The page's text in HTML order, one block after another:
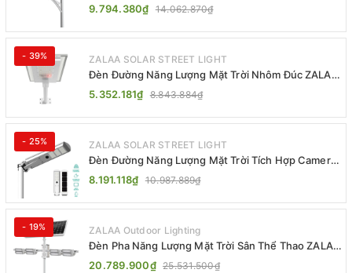
Khiển MPPT ZL-GMX01 ZALAA
9.794.380₫ 14.062.870₫
- 39% ZALAA SOLAR STREET LIGHT
Đèn Đường Năng Lượng Mặt Trời Nhôm Đúc ZALAA
ZL-BWH Cao Cấp IP65
5.352.181₫ 8.843.884₫
- 25% ZALAA SOLAR STREET LIGHT
Đèn Đường Năng Lượng Mặt Trời Tích Hợp Camera
ZALAA ZL-BJ04-CCTV (80W, IP65)
8.191.118₫ 10.987.889₫
- 19% ZALAA Outdoor Lighting
Đèn Pha Năng Lượng Mặt Trời Sân Thể Thao ZALAA
Jsc Chống Nước IP65 Cao Cấp
20.789.900₫ 25.531.500₫